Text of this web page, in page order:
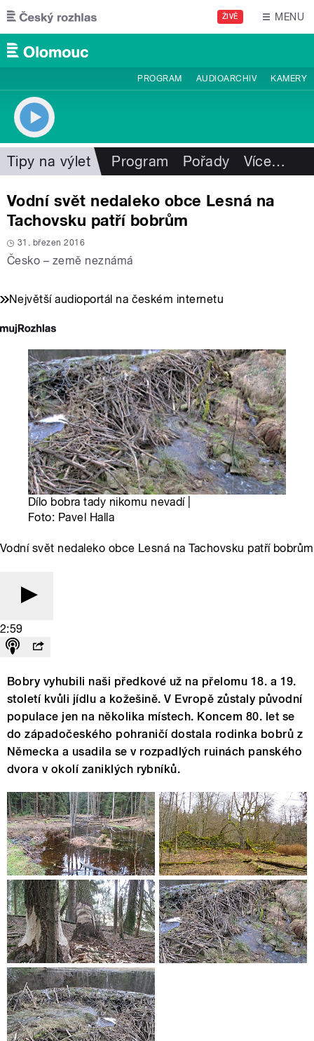
Přejít k hlavnímu obsahu
ŽIVĚ MENU
PROGRAM AUDIOARCHIV KAMERY
Tipy na výlet Program Pořady Více…
Vodní svět nedaleko obce Lesná na
Tachovsku patří bobrům
31. březen 2016
Česko – země neznámá
Největší audioportál na českém internetu
Dílo bobra tady nikomu nevadí |
Foto: Pavel Halla
Vodní svět nedaleko obce Lesná na Tachovsku patří bobrům
2:59
Bobry vyhubili naši předkové už na přelomu 18. a 19.
století kvůli jídlu a kožešině. V Evropě zůstaly původní
populace jen na několika místech. Koncem 80. let se
do západočeského pohraničí dostala rodinka bobrů z
Německa a usadila se v rozpadlých ruinách panského
dvora v okolí zaniklých rybníků.